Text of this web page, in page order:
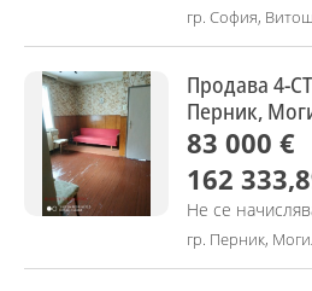
гр. София,
Продава 4-
Перник,
83 000 €
162
Не се
гр. Перник,